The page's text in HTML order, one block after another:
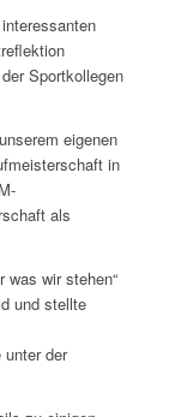
Sportkollegen
eigenen
in
als
was wir stehen“
und stellte
der